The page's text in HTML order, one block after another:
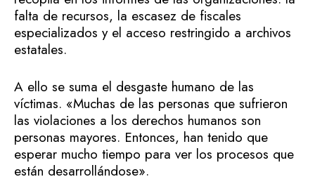
falta de recursos, la escasez de fiscales
especializados y el acceso restringido a archivos
estatales.
A ello se suma el desgaste humano de las
víctimas. «Muchas de las personas que sufrieron
las violaciones a los derechos humanos son
personas mayores. Entonces, han tenido que
esperar mucho tiempo para ver los procesos que
están desarrollándose».